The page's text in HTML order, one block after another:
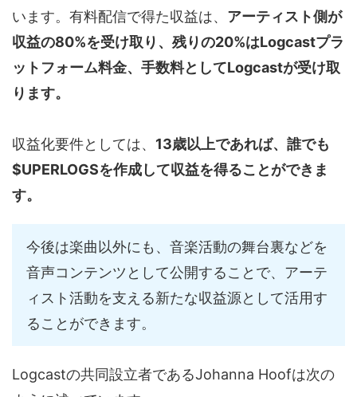
います。有料配信で得た収益は、 アーティスト側が
収益の80%を受け取り、残りの20%はLogcastプラ
ットフォーム料金、手数料としてLogcastが受け取
ります。
収益化要件としては、 13歳以上であれば、誰でも
$UPERLOGSを作成して収益を得ることができま
す。
今後は楽曲以外にも、音楽活動の舞台裏などを
音声コンテンツとして公開することで、アーテ
ィスト活動を支える新たな収益源として活用す
ることができます。
Logcastの共同設立者であるJohanna Hoofは次の